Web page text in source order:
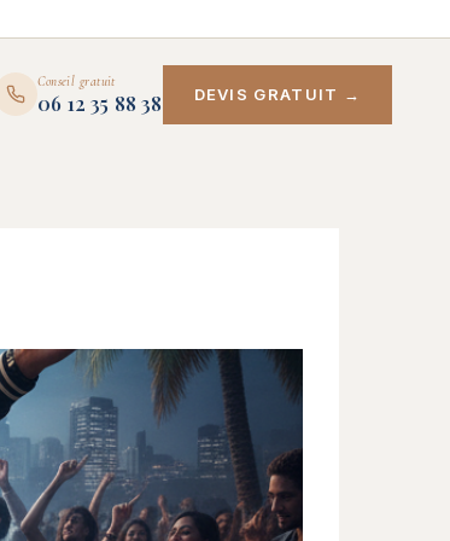
Conseil gratuit
06 12 35 88 38 DEVIS GRATUIT →